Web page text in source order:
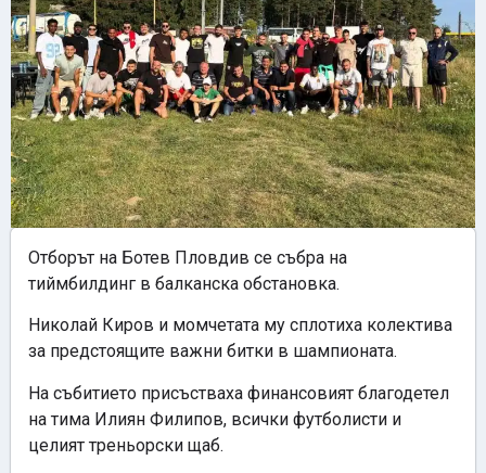
Отборът на Ботев Пловдив се събра на
тиймбилдинг в балканска обстановка.
Николай Киров и момчетата му сплотиха колектива
за предстоящите важни битки в шампионата.
На събитието присъстваха финансовият благодетел
на тима Илиян Филипов, всички футболисти и
целият треньорски щаб.